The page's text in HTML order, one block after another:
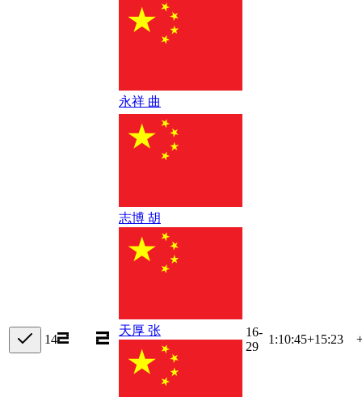
永祥 曲
14
志博 胡
天厚 张
16-
29
1:10:45+15:23